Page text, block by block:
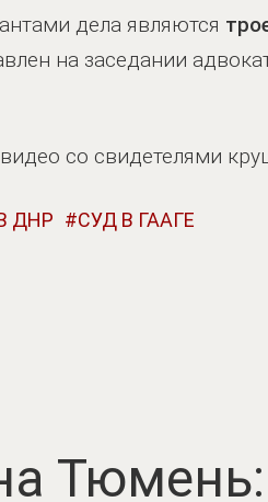
дела являются
на заседании
со свидетелями
ДНР СУД В ГААГЕ
Тюмень: